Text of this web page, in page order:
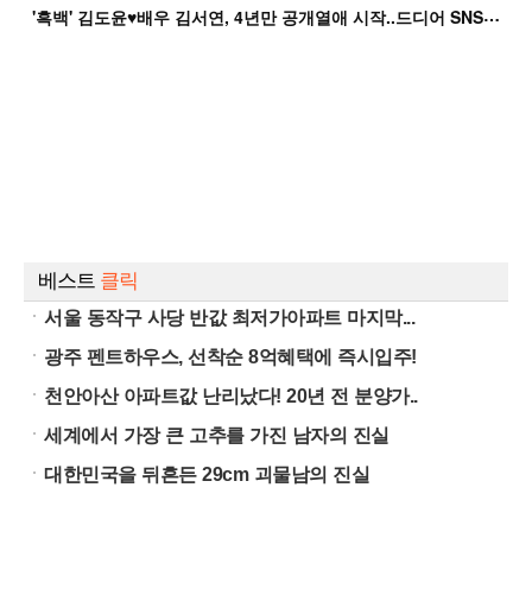
'
흑백' 김도윤♥배우 김서연, 4년만 공개열애 시작..드디어 SNS에 노출 [핫피...